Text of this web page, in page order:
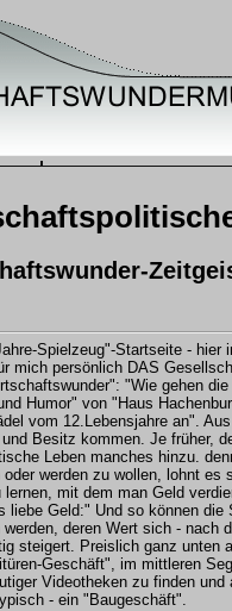
Spielzeug"-Startseite - hier
mich persönlich DAS
"Wie gehen
Humor" von "Haus
vom 12.Lebensjahre an".
Besitz kommen. Je früher,
Leben manches hinzu.
werden zu wollen, lohnt es
mit dem man Geld
Geld:" Und so können die
deren Wert sich - nach
steigert. Preislich ganz unten
Geschäft", im mittleren
Videotheken zu finden
- ein "Baugeschäft".